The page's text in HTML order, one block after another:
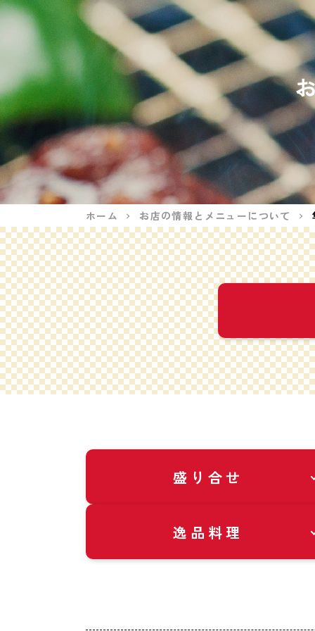
ホーム お店の情報とメニューについて
盛り合せ
逸品料理